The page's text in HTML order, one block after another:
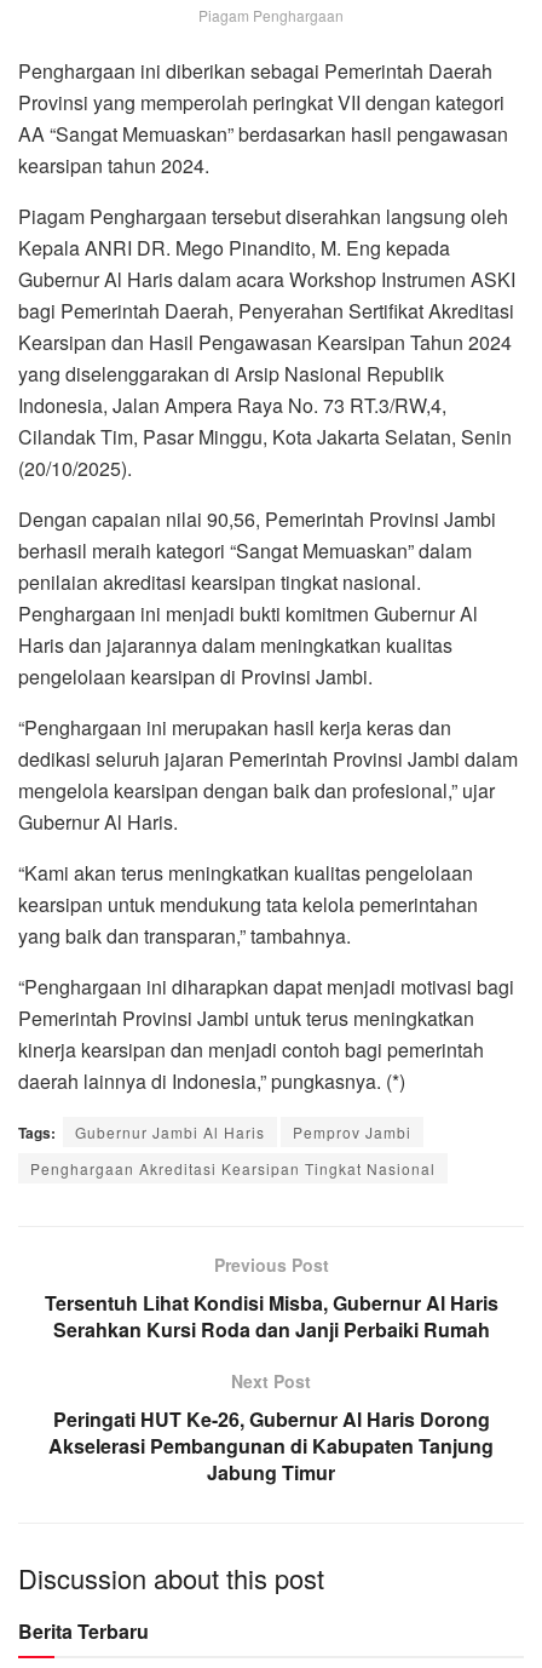
Piagam Penghargaan
Penghargaan ini diberikan sebagai Pemerintah Daerah
Provinsi yang memperolah peringkat VII dengan kategori
AA “Sangat Memuaskan” berdasarkan hasil pengawasan
kearsipan tahun 2024.
Piagam Penghargaan tersebut diserahkan langsung oleh
Kepala ANRI DR. Mego Pinandito, M. Eng kepada
Gubernur Al Haris dalam acara Workshop Instrumen ASKI
bagi Pemerintah Daerah, Penyerahan Sertifikat Akreditasi
Kearsipan dan Hasil Pengawasan Kearsipan Tahun 2024
yang diselenggarakan di Arsip Nasional Republik
Indonesia, Jalan Ampera Raya No. 73 RT.3/RW,4,
Cilandak Tim, Pasar Minggu, Kota Jakarta Selatan, Senin
(20/10/2025).
Dengan capaian nilai 90,56, Pemerintah Provinsi Jambi
berhasil meraih kategori “Sangat Memuaskan” dalam
penilaian akreditasi kearsipan tingkat nasional.
Penghargaan ini menjadi bukti komitmen Gubernur Al
Haris dan jajarannya dalam meningkatkan kualitas
pengelolaan kearsipan di Provinsi Jambi.
“Penghargaan ini merupakan hasil kerja keras dan
dedikasi seluruh jajaran Pemerintah Provinsi Jambi dalam
mengelola kearsipan dengan baik dan profesional,” ujar
Gubernur Al Haris.
“Kami akan terus meningkatkan kualitas pengelolaan
kearsipan untuk mendukung tata kelola pemerintahan
yang baik dan transparan,” tambahnya.
“Penghargaan ini diharapkan dapat menjadi motivasi bagi
Pemerintah Provinsi Jambi untuk terus meningkatkan
kinerja kearsipan dan menjadi contoh bagi pemerintah
daerah lainnya di Indonesia,” pungkasnya. (*)
Tags: Gubernur Jambi Al Haris
Pemprov Jambi
Penghargaan Akreditasi Kearsipan Tingkat Nasional
Previous Post
Tersentuh Lihat Kondisi Misba, Gubernur Al Haris
Serahkan Kursi Roda dan Janji Perbaiki Rumah
Next Post
Peringati HUT Ke-26, Gubernur Al Haris Dorong
Akselerasi Pembangunan di Kabupaten Tanjung
Jabung Timur
Discussion about this post
Berita Terbaru